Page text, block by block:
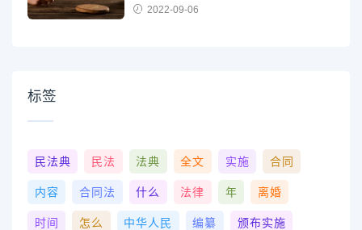
2022-09-06
标签
民法典 民法 法典 全文 实施 合同
内容 合同法 什么 法律 年 离婚
时间 怎么 中华人民 编纂 颁布实施